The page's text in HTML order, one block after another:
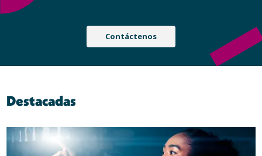
Contáctenos
Destacadas